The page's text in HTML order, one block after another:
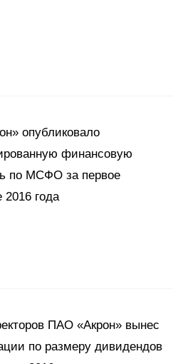
опубликовало
финансовую
по МСФО за первое
2016 года
ПАО «Акрон» вынес
по размеру дивидендов